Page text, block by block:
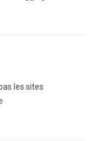
les sites